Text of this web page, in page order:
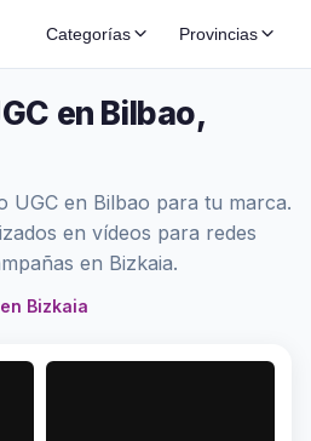
Categorías Provincias
en Bilbao,
UGC en Bilbao para tu marca.
en vídeos para redes
en Bizkaia.
Bizkaia